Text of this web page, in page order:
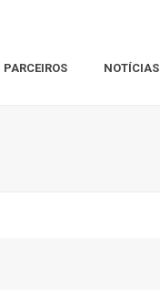
PARCEIROS NOTÍCIAS